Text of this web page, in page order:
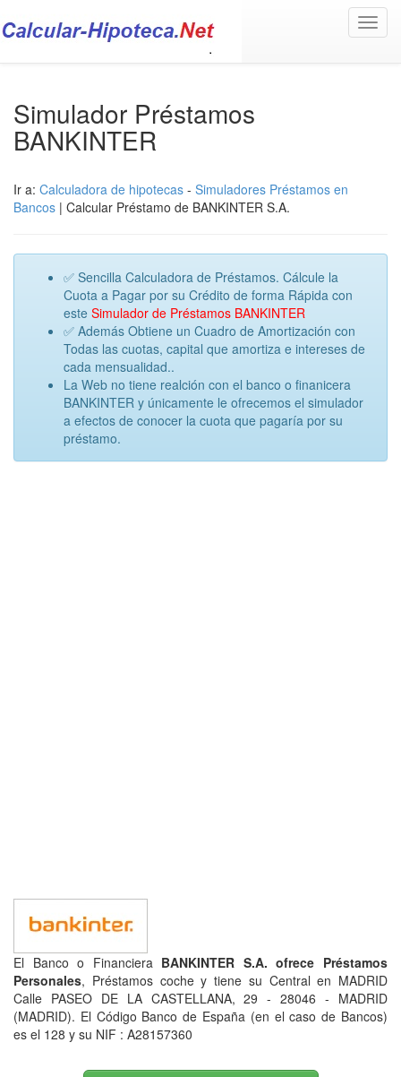
Simulador Préstamos
BANKINTER
Ir a: Calculadora de hipotecas - Simuladores Préstamos en
Bancos | Calcular Préstamo de BANKINTER S.A.
✅ Sencilla Calculadora de Préstamos. Cálcule la
Cuota a Pagar por su Crédito de forma Rápida con
este Simulador de Préstamos BANKINTER
✅ Además Obtiene un Cuadro de Amortización con
Todas las cuotas, capital que amortiza e intereses de
cada mensualidad..
La Web no tiene realción con el banco o finanicera
BANKINTER y únicamente le ofrecemos el simulador
a efectos de conocer la cuota que pagaría por su
préstamo.
El Banco o Financiera BANKINTER S.A. ofrece Préstamos
Personales, Préstamos coche y tiene su Central en MADRID
Calle PASEO DE LA CASTELLANA, 29 - 28046 - MADRID
(MADRID). El Código Banco de España (en el caso de Bancos)
es el 128 y su NIF : A28157360